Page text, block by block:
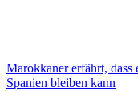
Marokkaner erfährt, dass
Spanien bleiben kann